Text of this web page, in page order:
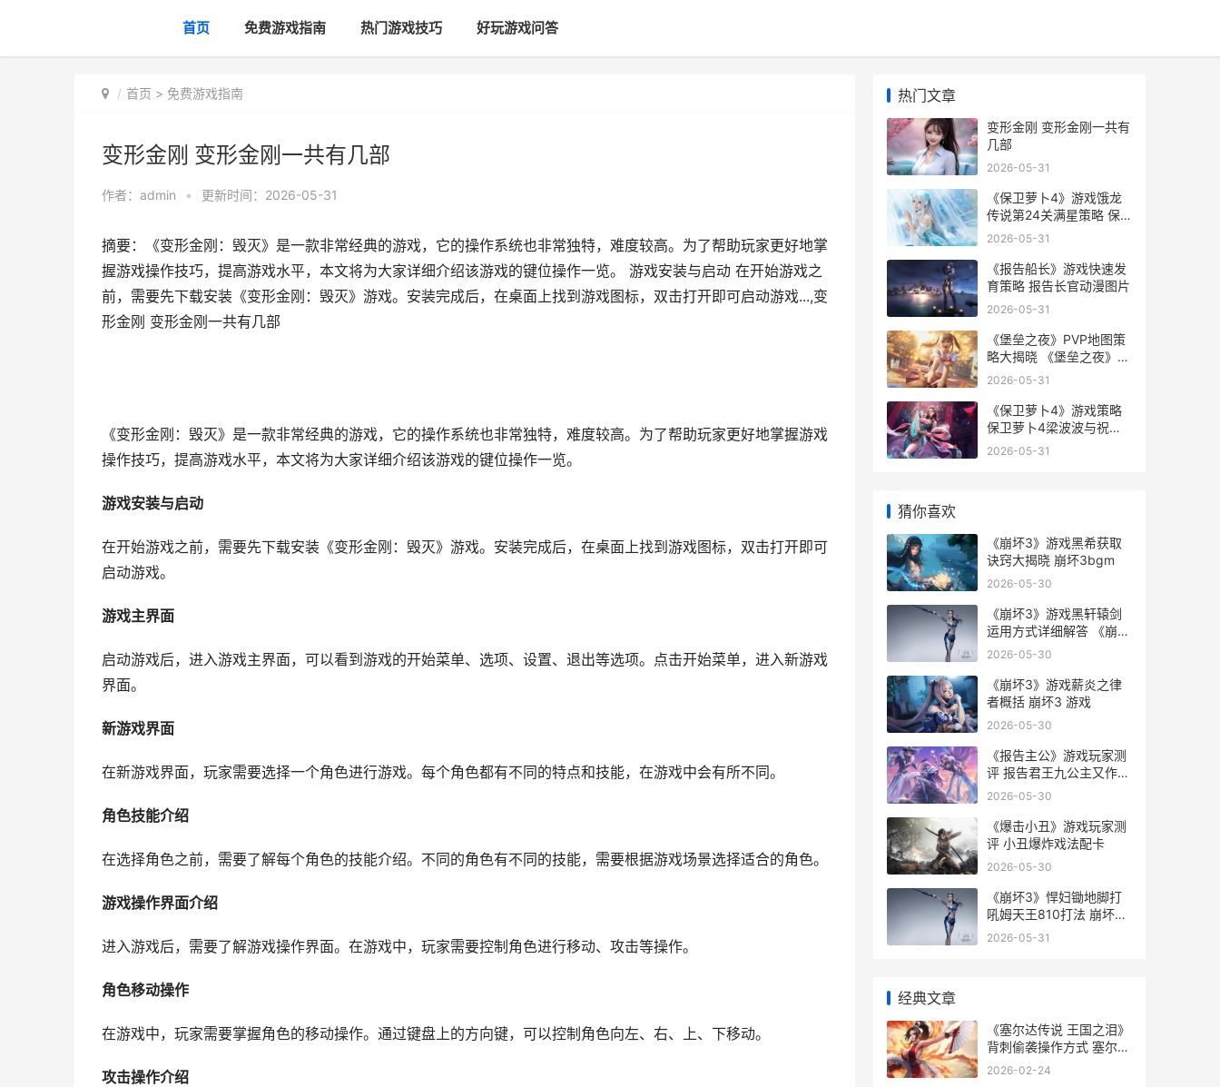
首页 免费游戏指南 热门游戏技巧 好玩游戏问答
首页 > 免费游戏指南
变形金刚 变形金刚一共有几部
作者： admin • 更新时间：2026-05-31
摘要：《变形金刚：毁灭》是一款非常经典的游戏，它的操作系统也非常独特，难度较高。为了帮助玩家更好地掌
握游戏操作技巧，提高游戏水平，本文将为大家详细介绍该游戏的键位操作一览。 游戏安装与启动 在开始游戏之
前，需要先下载安装《变形金刚：毁灭》游戏。安装完成后，在桌面上找到游戏图标，双击打开即可启动游戏...,变
形金刚 变形金刚一共有几部
《变形金刚：毁灭》是一款非常经典的游戏，它的操作系统也非常独特，难度较高。为了帮助玩家更好地掌握游戏
操作技巧，提高游戏水平，本文将为大家详细介绍该游戏的键位操作一览。
游戏安装与启动
在开始游戏之前，需要先下载安装《变形金刚：毁灭》游戏。安装完成后，在桌面上找到游戏图标，双击打开即可
启动游戏。
游戏主界面
启动游戏后，进入游戏主界面，可以看到游戏的开始菜单、选项、设置、退出等选项。点击开始菜单，进入新游戏
界面。
新游戏界面
在新游戏界面，玩家需要选择一个角色进行游戏。每个角色都有不同的特点和技能，在游戏中会有所不同。
角色技能介绍
在选择角色之前，需要了解每个角色的技能介绍。不同的角色有不同的技能，需要根据游戏场景选择适合的角色。
游戏操作界面介绍
进入游戏后，需要了解游戏操作界面。在游戏中，玩家需要控制角色进行移动、攻击等操作。
角色移动操作
在游戏中，玩家需要掌握角色的移动操作。通过键盘上的方向键，可以控制角色向左、右、上、下移动。
攻击操作介绍
热门文章
变形金刚 变形金刚一共有
几部
2026-05-31
《保卫萝卜4》游戏饿龙
传说第24关满星策略 保
卫萝卜4绿野奇缘44关攻
2026-05-31
《报告船长》游戏快速发
育策略 报告长官动漫图片
2026-05-31
《堡垒之夜》PVP地图策
略大揭晓 《堡垒之夜》
官网
2026-05-31
《保卫萝卜4》游戏策略
保卫萝卜4梁波波与祝秋
秋第15关
2026-05-31
猜你喜欢
《崩坏3》游戏黑希获取
诀窍大揭晓 崩坏3bgm
2026-05-30
《崩坏3》游戏黑轩辕剑
运用方式详细解答 《崩坏
3》游戏攻略
2026-05-30
《崩坏3》游戏薪炎之律
者概括 崩坏3 游戏
2026-05-30
《报告主公》游戏玩家测
评 报告君王九公主又作死
了全文免费阅读
2026-05-30
《爆击小丑》游戏玩家测
评 小丑爆炸戏法配卡
2026-05-30
《崩坏3》悍妇锄地脚打
吼姆天王810打法 崩坏三
kiana
2026-05-31
经典文章
《塞尔达传说 王国之泪》
背刺偷袭操作方式 塞尔达
传说缩小帽图文攻略
2026-02-24